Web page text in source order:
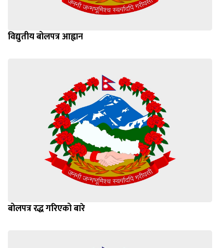
विद्युतीय बोलपत्र आह्वान
बोलपत्र रद्ध गरिएको बारे